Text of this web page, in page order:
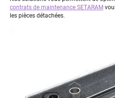
contrats de maintenance SETARAM
les pièces détachées.